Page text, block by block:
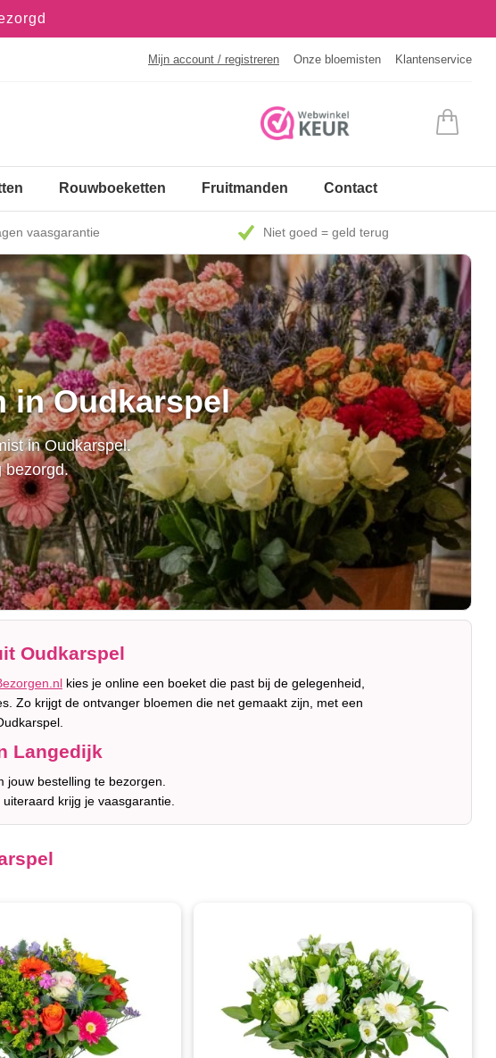
Mijn account / registreren Onze bloemisten Klantenservice
Rouwboeketten Fruitmanden Contact
vaasgarantie Niet goed = geld terug
in Oudkarspel
in Oudkarspel.
bezorgd.
Oudkarspel
kies je online een boeket die past bij de gelegenheid,
Zo krijgt de ontvanger bloemen die net gemaakt zijn, met een
Langedijk
bestelling te bezorgen.
krijg je vaasgarantie.